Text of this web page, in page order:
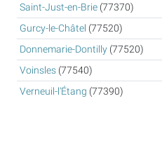
Saint-Just-en-Brie (77370)
Gurcy-le-Châtel (77520)
Donnemarie-Dontilly (77520)
Voinsles (77540)
Verneuil-l'Étang (77390)